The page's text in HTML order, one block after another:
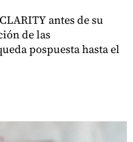
antes de su
de las
pospuesta hasta el